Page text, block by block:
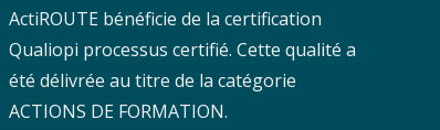
ActiROUTE bénéficie de la certification
Qualiopi processus certifié. Cette qualité a
été délivrée au titre de la catégorie
ACTIONS DE FORMATION.